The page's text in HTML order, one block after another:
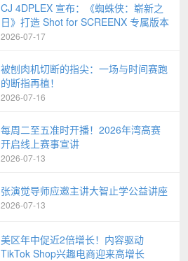
CJ 4DPLEX 宣布：《蜘蛛侠：崭新之
日》打造 Shot for SCREENX 专属版本
2026-07-17
被刨肉机切断的指尖：一场与时间赛跑
的断指再植！
2026-07-16
每周二至五准时开播！2026年湾高赛
开启线上赛事宣讲
2026-07-13
张演觉导师应邀主讲大智止学公益讲座
2026-07-13
美区年中促近2倍增长！内容驱动
TikTok Shop兴趣电商迎来高增长